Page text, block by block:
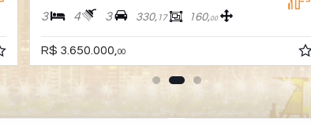
3 4 3 330,17 160,00
R$ 3.650.000,00